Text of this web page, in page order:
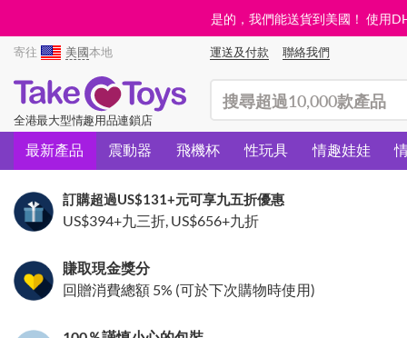
是的，我們能送貨到美國！ 使用
寄往 美國本地 運送及付款 聯絡我們
全港最大型情趣用品連鎖店
最新產品 震動器 飛機杯 性玩具 情趣娃娃
訂購超過US$131+元可享九五折優惠
US$394+九三折, US$656+九折
賺取現金獎分
回贈消費總額 5% (可於下次購物時使用)